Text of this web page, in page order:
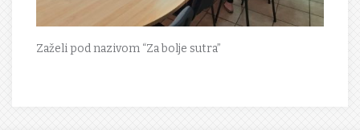
Zaželi pod nazivom “Za bolje sutra”